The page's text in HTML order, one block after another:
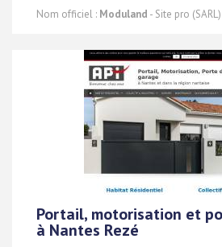
Nom officiel : Moduland - Site pro (SARL)
Portail, motorisation et
à Nantes Rezé